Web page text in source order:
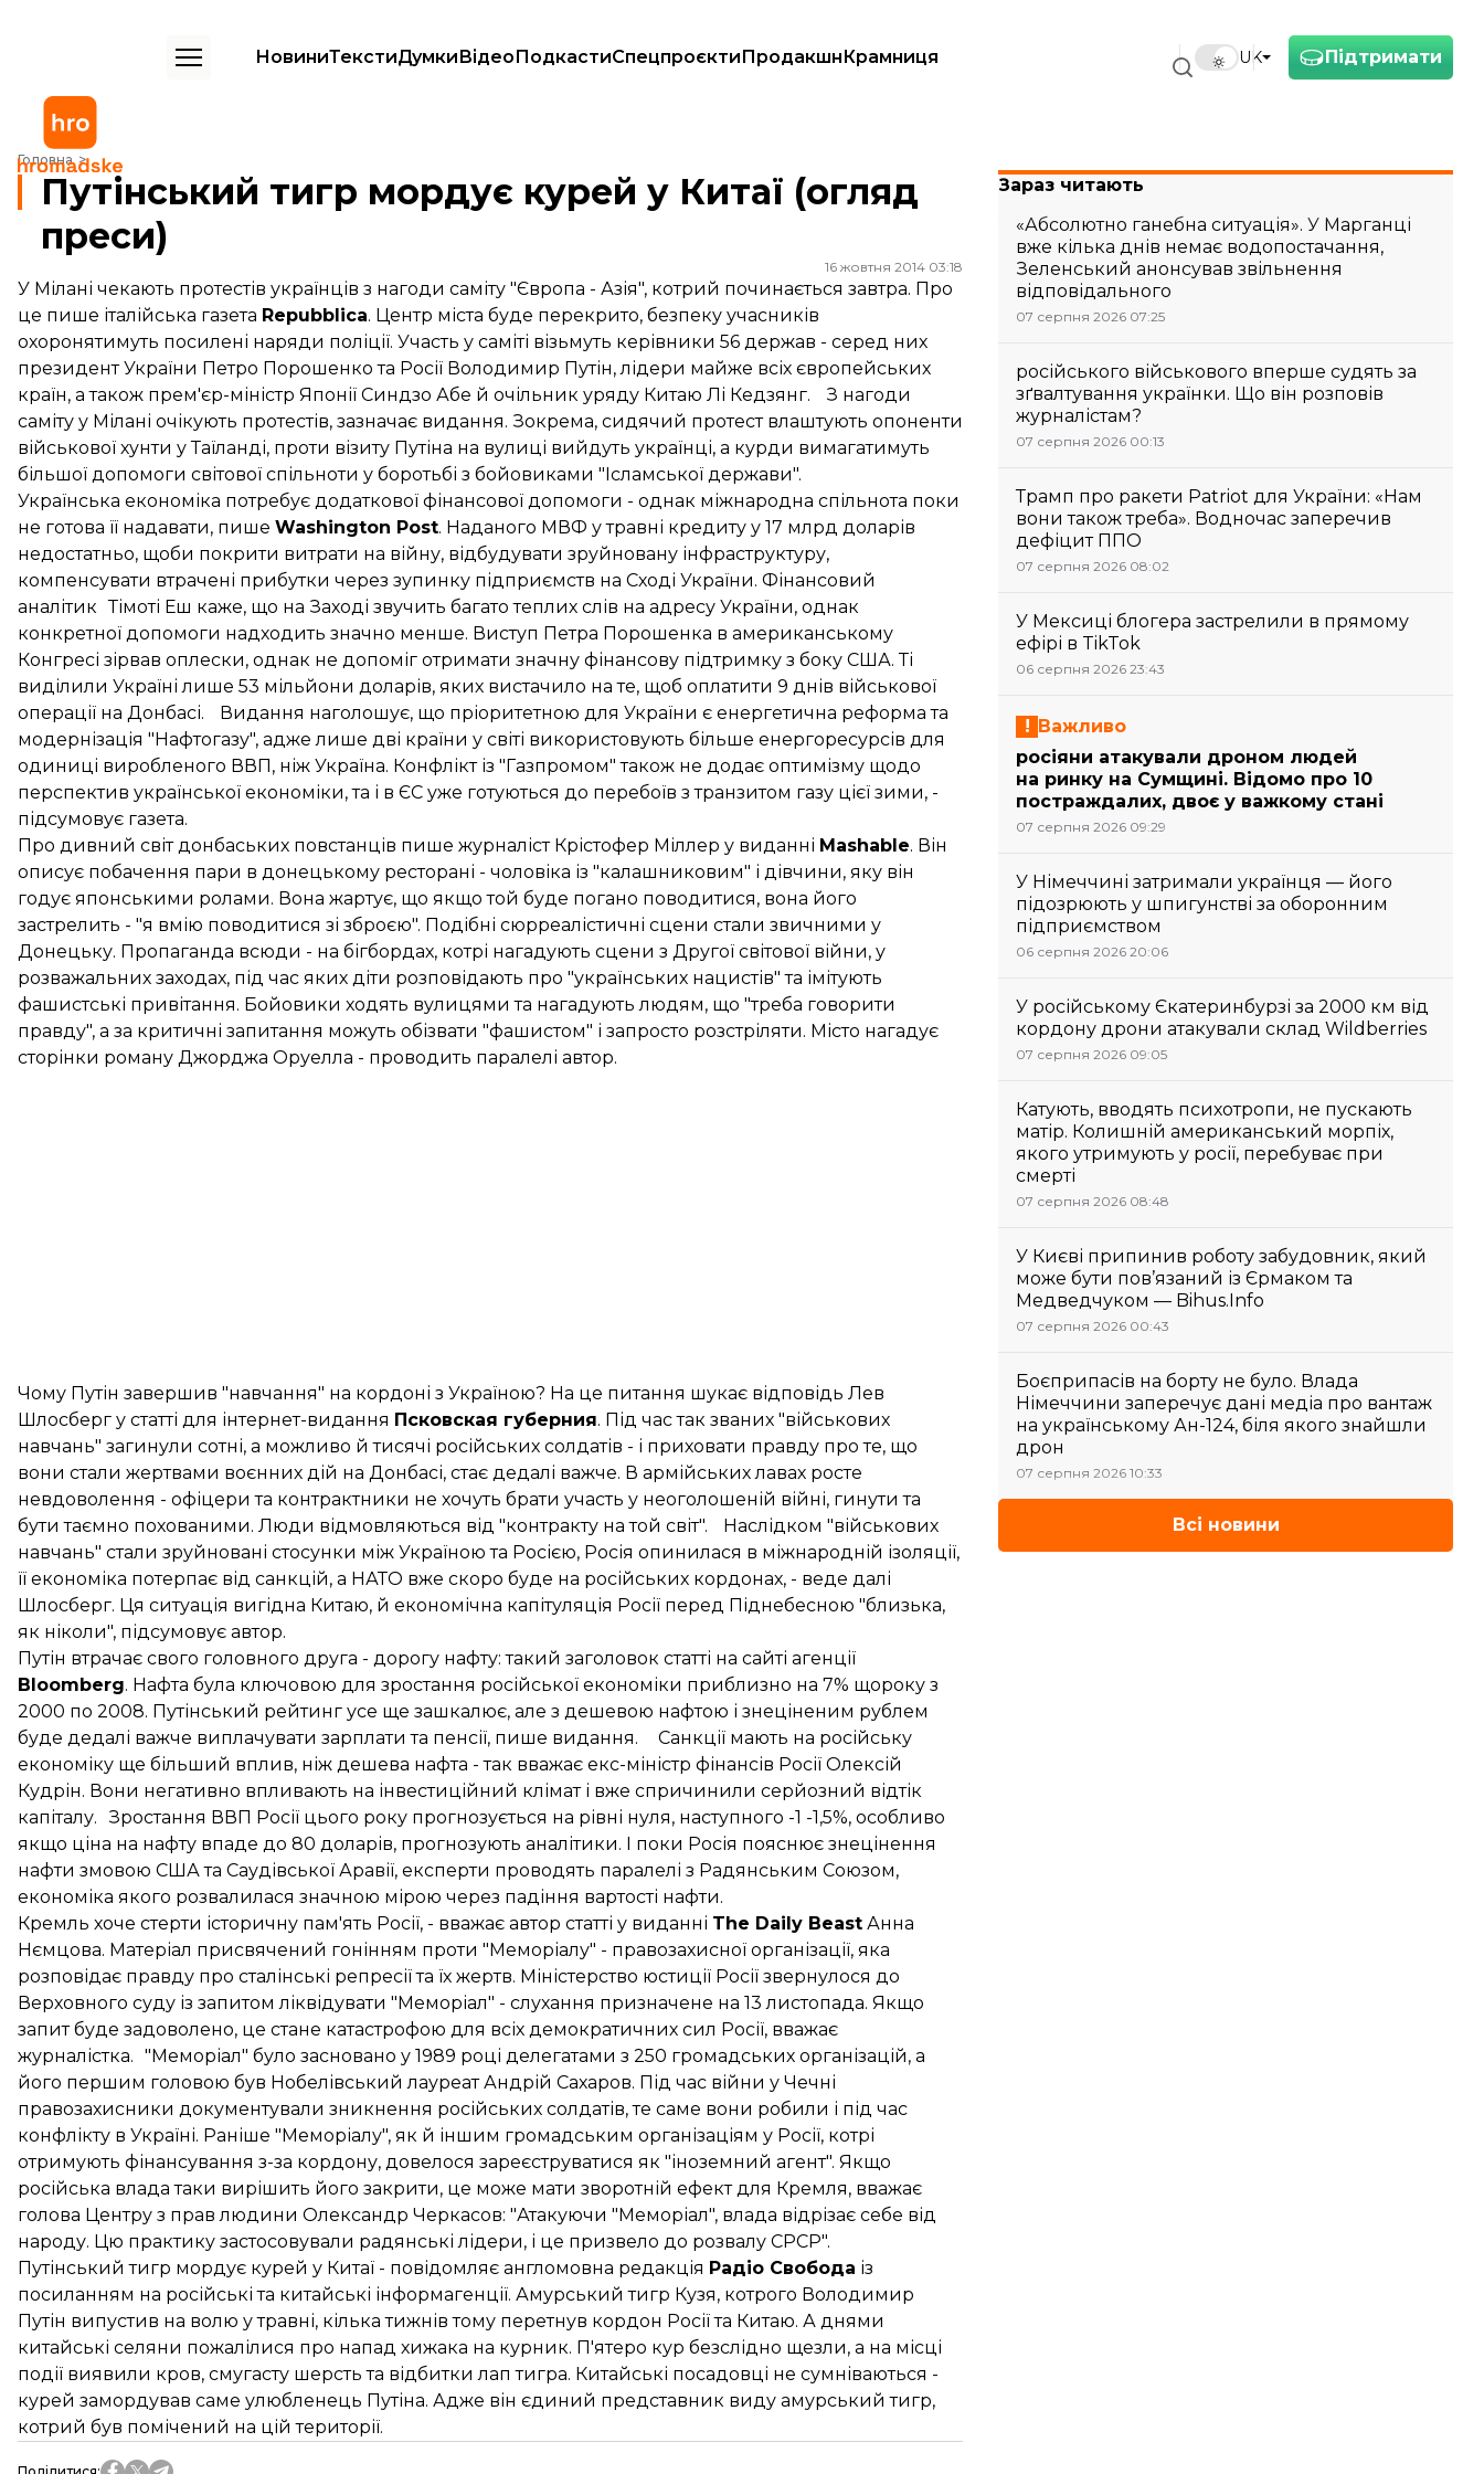
Підтримати
UK
НовиниТекстиДумкиВідеоПодкастиСпецпроєктиПродакшнКрамниця
Головна
Путінський тигр мордує курей у Китаї (огляд преси)
Путінський тигр мордує курей у Китаї (огляд
преси)
16 жовтня 2014 03:18
У Мілані чекають протестів українців з нагоди саміту "Європа - Азія", котрий починається завтра. Про
це пише італійська газета Repubblica. Центр міста буде перекрито, безпеку учасників
охоронятимуть посилені наряди поліції. Участь у саміті візьмуть керівники 56 держав - серед них
президент України Петро Порошенко та Росії Володимир Путін, лідери майже всіх європейських
країн, а також прем'єр-міністр Японії Синдзо Абе й очільник уряду Китаю Лі Кедзянг. З нагоди
саміту у Мілані очікують протестів, зазначає видання. Зокрема, сидячий протест влаштують опоненти
військової хунти у Таїланді, проти візиту Путіна на вулиці вийдуть українці, а курди вимагатимуть
більшої допомоги світової спільноти у боротьбі з бойовиками "Ісламської держави".
Українська економіка потребує додаткової фінансової допомоги - однак міжнародна спільнота поки
не готова її надавати, пише Washington Post. Наданого МВФ у травні кредиту у 17 млрд доларів
недостатньо, щоби покрити витрати на війну, відбудувати зруйновану інфраструктуру,
компенсувати втрачені прибутки через зупинку підприємств на Сході України. Фінансовий
аналітик Тімоті Еш каже, що на Заході звучить багато теплих слів на адресу України, однак
конкретної допомоги надходить значно менше. Виступ Петра Порошенка в американському
Конгресі зірвав оплески, однак не допоміг отримати значну фінансову підтримку з боку США. Ті
виділили Україні лише 53 мільйони доларів, яких вистачило на те, щоб оплатити 9 днів військової
операції на Донбасі. Видання наголошує, що пріоритетною для України є енергетична реформа та
модернізація "Нафтогазу", адже лише дві країни у світі використовують більше енергоресурсів для
одиниці виробленого ВВП, ніж Україна. Конфлікт із "Газпромом" також не додає оптимізму щодо
перспектив української економіки, та і в ЄС уже готуються до перебоїв з транзитом газу цієї зими, -
підсумовує газета.
Про дивний світ донбаських повстанців пише журналіст Крістофер Міллер у виданні Mashable. Він
описує побачення пари в донецькому ресторані - чоловіка із "калашниковим" і дівчини, яку він
годує японськими ролами. Вона жартує, що якщо той буде погано поводитися, вона його
застрелить - "я вмію поводитися зі зброєю". Подібні сюрреалістичні сцени стали звичними у
Донецьку. Пропаганда всюди - на бігбордах, котрі нагадують сцени з Другої світової війни, у
розважальних заходах, під час яких діти розповідають про "українських нацистів" та імітують
фашистські привітання. Бойовики ходять вулицями та нагадують людям, що "треба говорити
правду", а за критичні запитання можуть обізвати "фашистом" і запросто розстріляти. Місто нагадує
сторінки роману Джорджа Оруелла - проводить паралелі автор.
Чому Путін завершив "навчання" на кордоні з Україною? На це питання шукає відповідь Лев
Шлосберг у статті для інтернет-видання Псковская губерния. Під час так званих "військових
навчань" загинули сотні, а можливо й тисячі російських солдатів - і приховати правду про те, що
вони стали жертвами воєнних дій на Донбасі, стає дедалі важче. В армійських лавах росте
невдоволення - офіцери та контрактники не хочуть брати участь у неоголошеній війні, гинути та
бути таємно похованими. Люди відмовляються від "контракту на той світ". Наслідком "військових
навчань" стали зруйновані стосунки між Україною та Росією, Росія опинилася в міжнародній ізоляції,
її економіка потерпає від санкцій, а НАТО вже скоро буде на російських кордонах, - веде далі
Шлосберг. Ця ситуація вигідна Китаю, й економічна капітуляція Росії перед Піднебесною "близька,
як ніколи", підсумовує автор.
Путін втрачає свого головного друга - дорогу нафту: такий заголовок статті на сайті агенції
Bloomberg. Нафта була ключовою для зростання російської економіки приблизно на 7% щороку з
2000 по 2008. Путінський рейтинг усе ще зашкалює, але з дешевою нафтою і знеціненим рублем
буде дедалі важче виплачувати зарплати та пенсії, пише видання. Санкції мають на російську
економіку ще більший вплив, ніж дешева нафта - так вважає екс-міністр фінансів Росії Олексій
Кудрін. Вони негативно впливають на інвестиційний клімат і вже спричинили серйозний відтік
капіталу. Зростання ВВП Росії цього року прогнозується на рівні нуля, наступного -1 -1,5%, особливо
якщо ціна на нафту впаде до 80 доларів, прогнозують аналітики. І поки Росія пояснює знецінення
нафти змовою США та Саудівської Аравії, експерти проводять паралелі з Радянським Союзом,
економіка якого розвалилася значною мірою через падіння вартості нафти.
Кремль хоче стерти історичну пам'ять Росії, - вважає автор статті у виданні The Daily Beast Анна
Нємцова. Матеріал присвячений гонінням проти "Меморіалу" - правозахисної організації, яка
розповідає правду про сталінські репресії та їх жертв. Міністерство юстиції Росії звернулося до
Верховного суду із запитом ліквідувати "Меморіал" - слухання призначене на 13 листопада. Якщо
запит буде задоволено, це стане катастрофою для всіх демократичних сил Росії, вважає
журналістка. "Меморіал" було засновано у 1989 році делегатами з 250 громадських організацій, а
його першим головою був Нобелівський лауреат Андрій Сахаров. Під час війни у Чечні
правозахисники документували зникнення російських солдатів, те саме вони робили і під час
конфлікту в Україні. Раніше "Меморіалу", як й іншим громадським організаціям у Росії, котрі
отримують фінансування з-за кордону, довелося зареєструватися як "іноземний агент". Якщо
російська влада таки вирішить його закрити, це може мати зворотній ефект для Кремля, вважає
голова Центру з прав людини Олександр Черкасов: "Атакуючи "Меморіал", влада відрізає себе від
народу. Цю практику застосовували радянські лідери, і це призвело до розвалу СРСР".
Путінський тигр мордує курей у Китаї - повідомляє англомовна редакція Радіо Свобода із
посиланням на російські та китайські інформагенції. Амурський тигр Кузя, котрого Володимир
Путін випустив на волю у травні, кілька тижнів тому перетнув кордон Росії та Китаю. А днями
китайські селяни пожалілися про напад хижака на курник. П'ятеро кур безслідно щезли, а на місці
події виявили кров, смугасту шерсть та відбитки лап тигра. Китайські посадовці не сумніваються -
курей замордував саме улюбленець Путіна. Адже він єдиний представник виду амурський тигр,
котрий був помічений на цій території.
Зараз читають
«Абсолютно ганебна ситуація». У Марганці
вже кілька днів немає водопостачання,
Зеленський анонсував звільнення
відповідального
07 серпня 2026 07:25
російського військового вперше судять за
зґвалтування українки. Що він розповів
журналістам?
07 серпня 2026 00:13
Трамп про ракети Patriot для України: «Нам
вони також треба». Водночас заперечив
дефіцит ППО
07 серпня 2026 08:02
У Мексиці блогера застрелили в прямому
ефірі в TikTok
06 серпня 2026 23:43
Важливо
росіяни атакували дроном людей
на ринку на Сумщині. Відомо про 10
постраждалих, двоє у важкому стані
07 серпня 2026 09:29
У Німеччині затримали українця — його
підозрюють у шпигунстві за оборонним
підприємством
06 серпня 2026 20:06
У російському Єкатеринбурзі за 2000 км від
кордону дрони атакували склад Wildberries
07 серпня 2026 09:05
Катують, вводять психотропи, не пускають
матір. Колишній американський морпіх,
якого утримують у росії, перебуває при
смерті
07 серпня 2026 08:48
У Києві припинив роботу забудовник, який
може бути пов’язаний із Єрмаком та
Медведчуком — Bihus.Info
07 серпня 2026 00:43
Боєприпасів на борту не було. Влада
Німеччини заперечує дані медіа про вантаж
на українському Ан-124, біля якого знайшли
дрон
07 серпня 2026 10:33
Всі новини